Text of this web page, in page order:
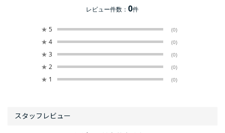
レビュー件数：0件
★ 5 (0)
★ 4 (0)
★ 3 (0)
★ 2 (0)
★ 1 (0)